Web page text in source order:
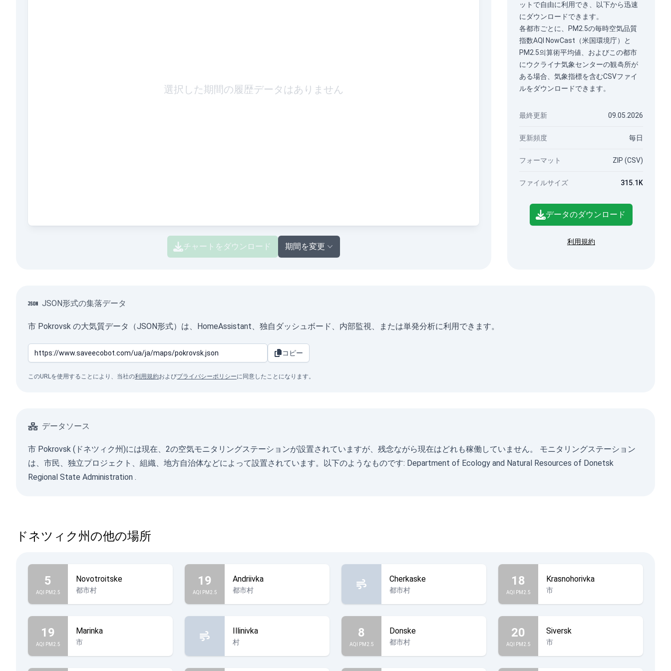
選択した期間の履歴データはありません
チャートをダウンロード 期間を変更
ットで自由に利用でき、以下から迅速
にダウンロードできます。
各都市ごとに、PM2.5の毎時空気品質
指数AQI NowCast（米国環境庁）と
PM2.5의算術平均値、およびこの都市
にウクライナ気象センターの観측所が
ある場合、気象指標を含むCSVファイ
ルをダウンロードできます。
最終更新 09.05.2026
更新頻度 毎日
フォーマット ZIP (CSV)
ファイルサイズ 315.1K
データのダウンロード
利用規約
JSON形式の集落データ
市 Pokrovsk の大気質データ（JSON形式）は、HomeAssistant、独自ダッシュボード、内部監視、または単発分析に利用できます。
コピー
このURLを使用することにより、当社の利用規約およびプライバシーポリシーに同意したことになります。
データソース
市 Pokrovsk (ドネツィク州)には現在、2の空気モニタリングステーションが設置されていますが、残念ながら現在はどれも稼働していません。 モニタリングステーション
は、市民、独立プロジェクト、組織、地方自治体などによって設置されています。以下のようなものです: Department of Ecology and Natural Resources of Donetsk
Regional State Administration .
ドネツィク州の他の場所
5
AQI PM2.5
Novotroitske
都市村
19
AQI PM2.5
Andriivka
都市村
Cherkaske
都市村
18
AQI PM2.5
Krasnohorivka
市
19
AQI PM2.5
Marinka
市
Illinivka
村
8
AQI PM2.5
Donske
都市村
20
AQI PM2.5
Siversk
市